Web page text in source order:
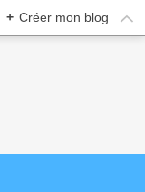
+ Créer mon blog